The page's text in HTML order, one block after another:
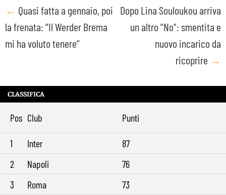
Post
navigation
← Quasi fatta a gennaio, poi
la frenata: “Il Werder Brema
mi ha voluto tenere”
Dopo Lina Souloukou arriva
un altro ”No”: smentita e
nuovo incarico da
ricoprire →
CLASSIFICA
Pos Club Punti
1 Inter
87
2
Napoli
76
3
Roma
73